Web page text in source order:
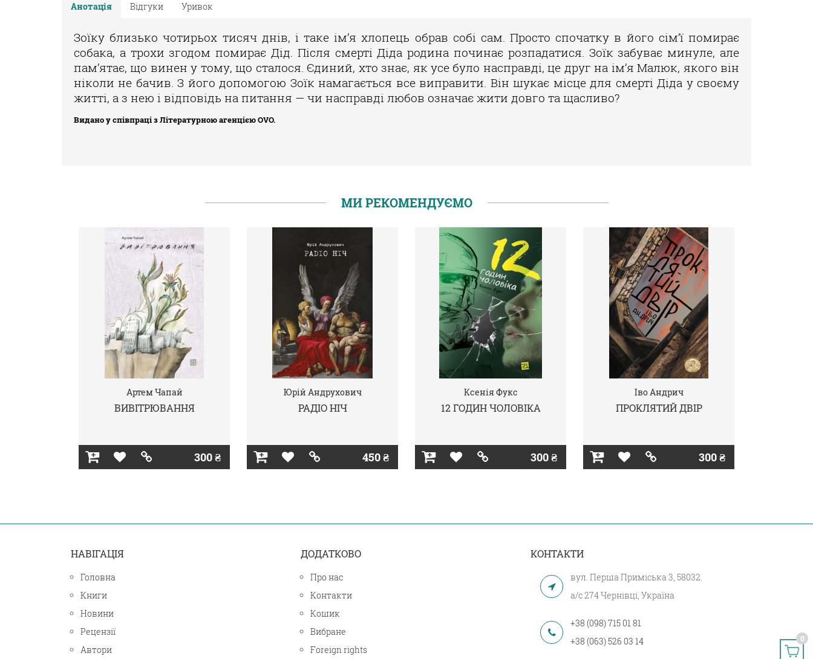
0
Анотація Відгуки Уривок
Зоїку близько чотирьох тисяч днів, і таке ім’я хлопець обрав собі сам. Просто спочатку в його сім’ї помирає
собака, а трохи згодом помирає Дід. Після смерті Діда родина починає розпадатися. Зоїк забуває минуле, але
пам’ятає, що винен у тому, що сталося. Єдиний, хто знає, як усе було насправді, це друг на ім’я Малюк, якого він
ніколи не бачив. З його допомогою Зоїк намагається все виправити. Він шукає місце для смерті Діда у своєму
житті, а з нею і відповідь на питання — чи насправді любов означає жити довго та щасливо?
Видано у співпраці з Літературною агенцією OVO.
МИ РЕКОМЕНДУЄМО
Артем Чапай
ВИВІТРЮВАННЯ
300 ₴
Юрій Андрухович
РАДІО НІЧ
450 ₴
Ксенія Фукс
12 ГОДИН ЧОЛОВІКА
300 ₴
Іво Андрич
ПРОКЛЯТИЙ ДВІР
300 ₴
НАВІГАЦІЯ
Головна
Книги
Новини
Рецензії
Автори
ДОДАТКОВО
Про нас
Контакти
Кошик
Вибране
Foreign rights
КОНТАКТИ
вул. Перша Приміська 3, 58032.
а/с 274 Чернівці, Україна
+38 (098) 715 01 81
+38 (063) 526 03 14